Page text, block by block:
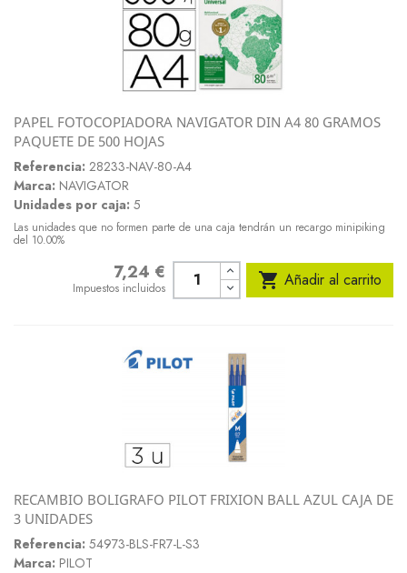
PAPEL FOTOCOPIADORA NAVIGATOR DIN A4 80 GRAMOS
PAQUETE DE 500 HOJAS
Referencia: 28233-NAV-80-A4
Marca: NAVIGATOR
Unidades por caja: 5
Las unidades que no formen parte de una caja tendrán un recargo minipiking
del 10.00%
7,24 €
Impuestos incluidos  Añadir al carrito
RECAMBIO BOLIGRAFO PILOT FRIXION BALL AZUL CAJA DE
3 UNIDADES
Referencia: 54973-BLS-FR7-L-S3
Marca: PILOT